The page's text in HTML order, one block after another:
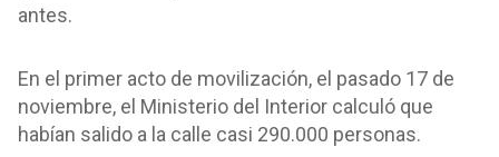
antes.
En el primer acto de movilización, el pasado 17 de
noviembre, el Ministerio del Interior calculó que
habían salido a la calle casi 290.000 personas.